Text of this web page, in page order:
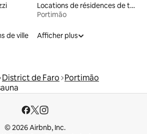
Locations de résidences de tourisme
Portimão
de ville
Afficher plus
District de Faro Portimão
© 2026 Airbnb, Inc.